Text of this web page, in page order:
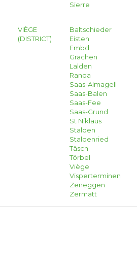
Sierre
VIÈGE
(DISTRICT)
Baltschieder
Eisten
Embd
Grächen
Lalden
Randa
Saas-Almagell
Saas-Balen
Saas-Fee
Saas-Grund
St Niklaus
Stalden
Staldenried
Täsch
Törbel
Viège
Visperterminen
Zeneggen
Zermatt